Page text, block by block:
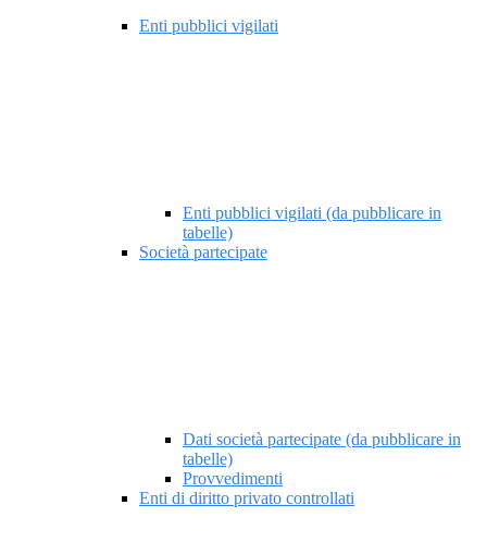
Enti pubblici vigilati
Enti pubblici vigilati (da pubblicare in
tabelle)
Società partecipate
Dati società partecipate (da pubblicare in
tabelle)
Provvedimenti
Enti di diritto privato controllati